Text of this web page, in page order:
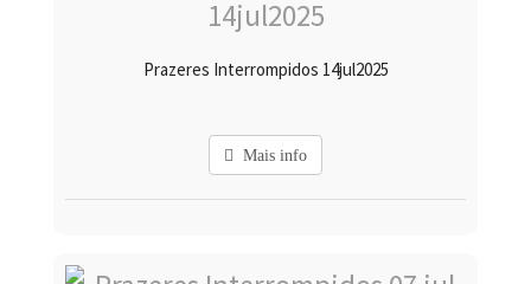
Prazeres Interrompidos 14jul2025
Mais info